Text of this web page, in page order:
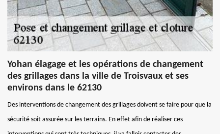
Yohan élagage et les opérations de changement
des grillages dans la ville de Troisvaux et ses
environs dans le 62130
Des interventions de changement des grillages doivent se faire pour que la
sécurité soit assurée sur les terrains. En effet afin de réaliser ces